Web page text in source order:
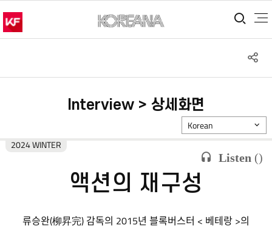
통
Interview > 상세화면
Listen ()
2024 WINTER
Korean
액션의 재구성
류승완(柳昇完) 감독의 2015년 블록버스터 < 베테랑 >의